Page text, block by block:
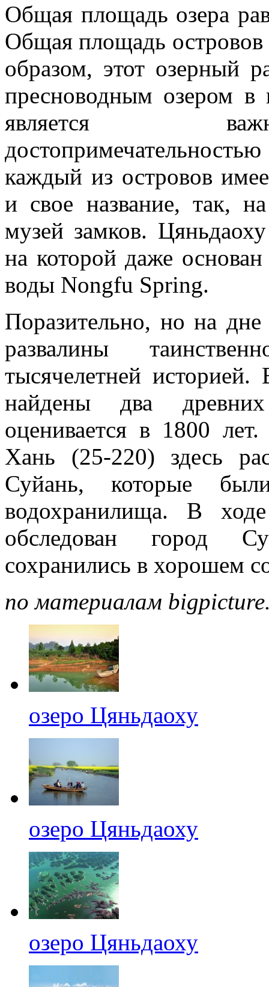
Общая площадь озера
Общая площадь островов
образом, этот озерный
пресноводным озером в
является
каждый из островов
и свое название, так,
музей замков.
на которой даже
воды Nongfu Spring.
Поразительно, но на
развалины
тысячелетней
найдены два
оценивается в 1800
Хань (25-220) здесь
Суйань, которые
водохранилища. В
обследован город
сохранились в хорошем
по материалам
озеро Цяньдаоху
озеро Цяньдаоху
озеро Цяньдаоху